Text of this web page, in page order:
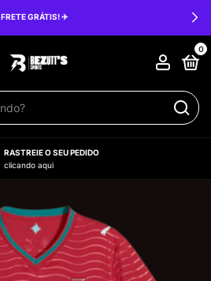
FRETE GRÁTIS! ✈️
0
RASTREIE O SEU PEDIDO
clicando aqui